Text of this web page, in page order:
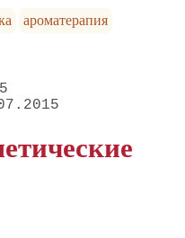
ароматерапия